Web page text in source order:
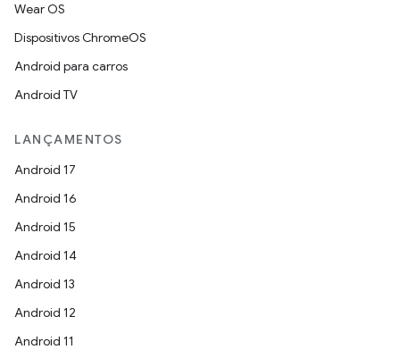
Wear OS
Dispositivos ChromeOS
Android para carros
Android TV
LANÇAMENTOS
Android 17
Android 16
Android 15
Android 14
Android 13
Android 12
Android 11